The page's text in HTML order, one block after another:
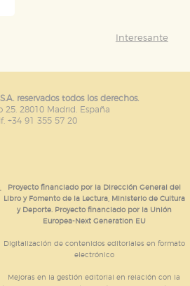
Interesante
reservados todos los derechos.
25. 28010 Madrid. España
+34 91 355 57 20
Proyecto financiado por la Dirección General del
Libro y Fomento de la Lectura, Ministerio de Cultura
y Deporte. Proyecto financiado por la Unión
Europea-Next Generation EU
Digitalización de contenidos editoriales en formato
electrónico
Mejoras en la gestión editorial en relación con la